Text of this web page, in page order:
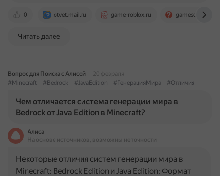
0 otvet.mail.ru game-roblox.ru gamesqa.ru
Читать далее
Вопрос для Поиска с Алисой
20 февраля
#Minecraft
#Bedrock #JavaEdition #ГенерацияМира #Отличия
Чем отличается система генерации мира в
Bedrock от Java Edition в Minecraft?
Алиса
На основе источников, возможны неточности
Некоторые отличия систем генерации мира в
Minecraft: Bedrock Edition и Java Edition: Формат